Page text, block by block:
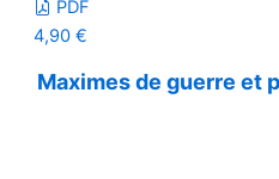
PDF
4,90 €
Maximes de guerre et